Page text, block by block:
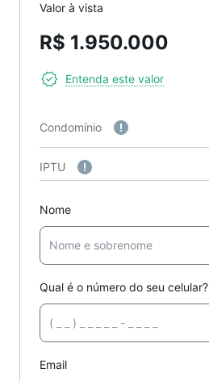
Valor à vista
R$ 1.950.000
Entenda este valor
Condomínio
IPTU
Nome
Qual é o número do seu celular?
Email